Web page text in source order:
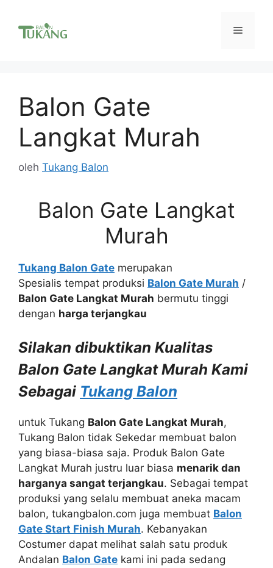
Menu
Balon Gate
Langkat Murah
oleh Tukang Balon
Balon Gate Langkat
Murah
Tukang Balon Gate merupakan
Spesialis tempat produksi Balon Gate Murah /
Balon Gate Langkat Murah bermutu tinggi
dengan harga terjangkau
Silakan dibuktikan Kualitas
Balon Gate Langkat Murah Kami
Sebagai Tukang Balon
untuk Tukang Balon Gate Langkat Murah,
Tukang Balon tidak Sekedar membuat balon
yang biasa-biasa saja. Produk Balon Gate
Langkat Murah justru luar biasa menarik dan
harganya sangat terjangkau. Sebagai tempat
produksi yang selalu membuat aneka macam
balon, tukangbalon.com juga membuat Balon
Gate Start Finish Murah. Kebanyakan
Costumer dapat melihat salah satu produk
Andalan Balon Gate kami ini pada sedang